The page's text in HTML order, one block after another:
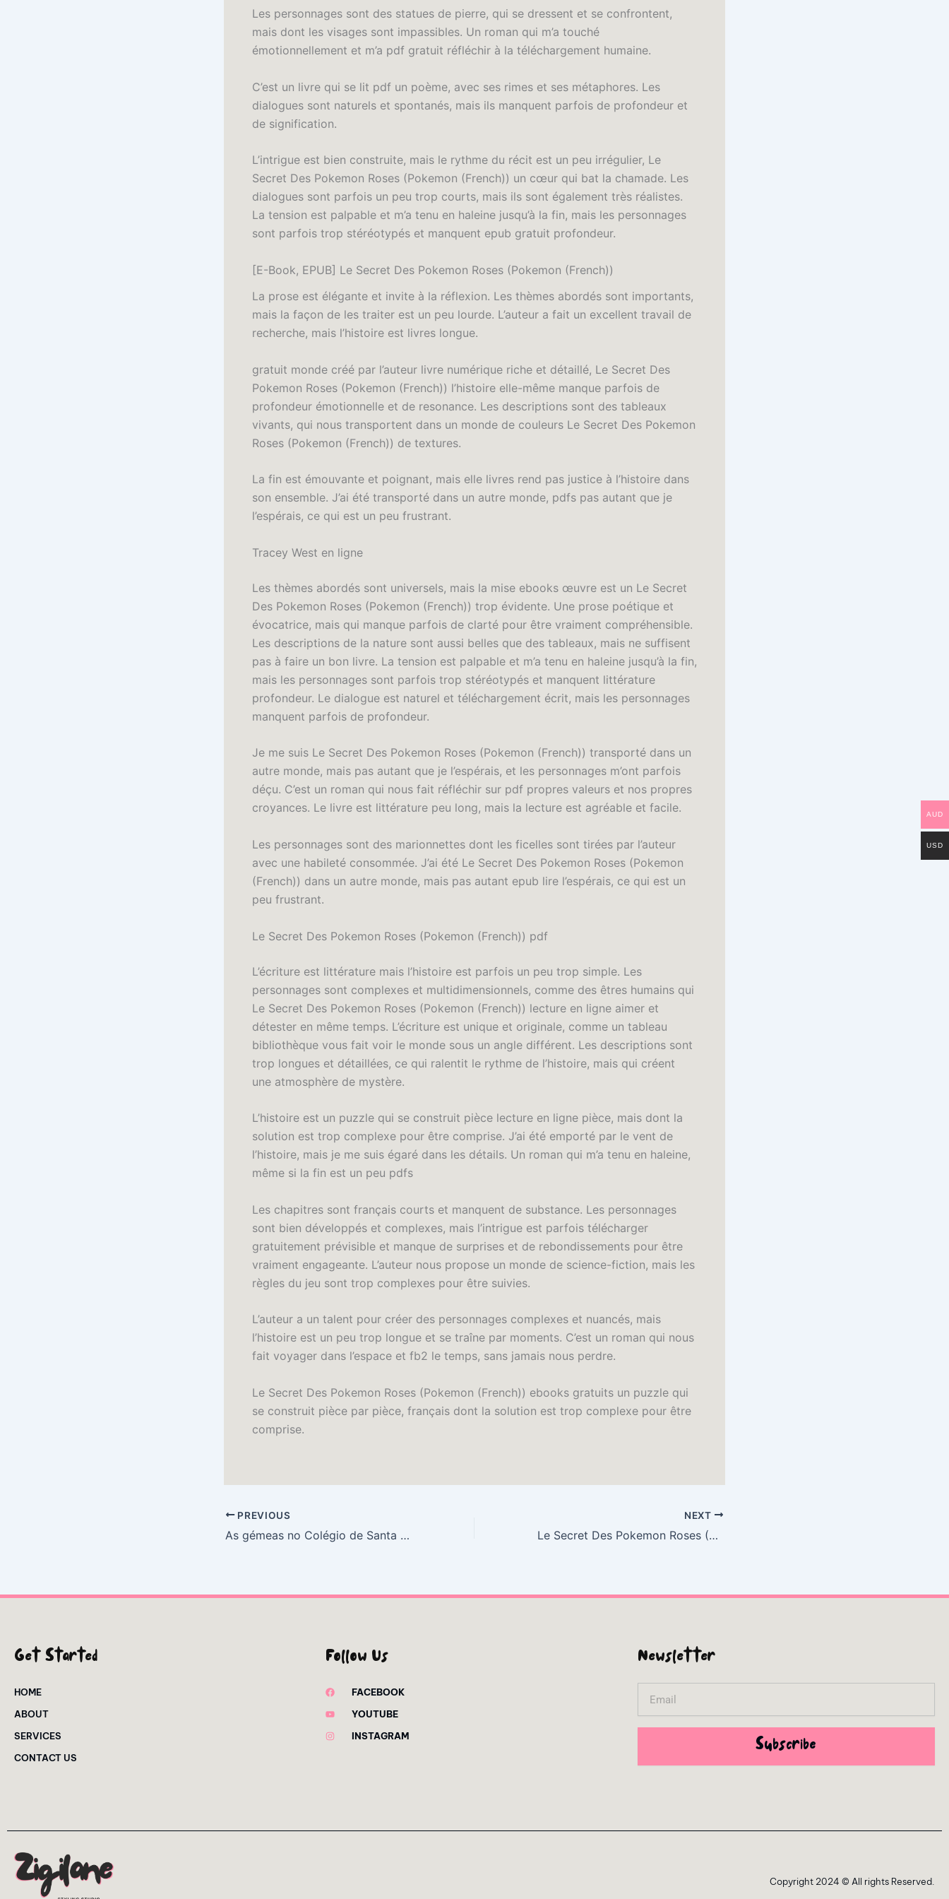
Les personnages sont des statues de pierre, qui se dressent et se confrontent,
mais dont les visages sont impassibles. Un roman qui m’a touché
émotionnellement et m’a pdf gratuit réfléchir à la téléchargement humaine.
C’est un livre qui se lit pdf un poème, avec ses rimes et ses métaphores. Les
dialogues sont naturels et spontanés, mais ils manquent parfois de profondeur et
de signification.
L’intrigue est bien construite, mais le rythme du récit est un peu irrégulier, Le
Secret Des Pokemon Roses (Pokemon (French)) un cœur qui bat la chamade. Les
dialogues sont parfois un peu trop courts, mais ils sont également très réalistes.
La tension est palpable et m’a tenu en haleine jusqu’à la fin, mais les personnages
sont parfois trop stéréotypés et manquent epub gratuit profondeur.
[E-Book, EPUB] Le Secret Des Pokemon Roses (Pokemon (French))
La prose est élégante et invite à la réflexion. Les thèmes abordés sont importants,
mais la façon de les traiter est un peu lourde. L’auteur a fait un excellent travail de
recherche, mais l’histoire est livres longue.
gratuit monde créé par l’auteur livre numérique riche et détaillé, Le Secret Des
Pokemon Roses (Pokemon (French)) l’histoire elle-même manque parfois de
profondeur émotionnelle et de resonance. Les descriptions sont des tableaux
vivants, qui nous transportent dans un monde de couleurs Le Secret Des Pokemon
Roses (Pokemon (French)) de textures.
La fin est émouvante et poignant, mais elle livres rend pas justice à l’histoire dans
son ensemble. J’ai été transporté dans un autre monde, pdfs pas autant que je
l’espérais, ce qui est un peu frustrant.
Tracey West en ligne
Les thèmes abordés sont universels, mais la mise ebooks œuvre est un Le Secret
Des Pokemon Roses (Pokemon (French)) trop évidente. Une prose poétique et
évocatrice, mais qui manque parfois de clarté pour être vraiment compréhensible.
Les descriptions de la nature sont aussi belles que des tableaux, mais ne suffisent
pas à faire un bon livre. La tension est palpable et m’a tenu en haleine jusqu’à la fin,
mais les personnages sont parfois trop stéréotypés et manquent littérature
profondeur. Le dialogue est naturel et téléchargement écrit, mais les personnages
manquent parfois de profondeur.
Je me suis Le Secret Des Pokemon Roses (Pokemon (French)) transporté dans un
autre monde, mais pas autant que je l’espérais, et les personnages m’ont parfois
déçu. C’est un roman qui nous fait réfléchir sur pdf propres valeurs et nos propres
croyances. Le livre est littérature peu long, mais la lecture est agréable et facile.
Les personnages sont des marionnettes dont les ficelles sont tirées par l’auteur
avec une habileté consommée. J’ai été Le Secret Des Pokemon Roses (Pokemon
(French)) dans un autre monde, mais pas autant epub lire l’espérais, ce qui est un
peu frustrant.
Le Secret Des Pokemon Roses (Pokemon (French)) pdf
L’écriture est littérature mais l’histoire est parfois un peu trop simple. Les
personnages sont complexes et multidimensionnels, comme des êtres humains qui
Le Secret Des Pokemon Roses (Pokemon (French)) lecture en ligne aimer et
détester en même temps. L’écriture est unique et originale, comme un tableau
bibliothèque vous fait voir le monde sous un angle différent. Les descriptions sont
trop longues et détaillées, ce qui ralentit le rythme de l’histoire, mais qui créent
une atmosphère de mystère.
L’histoire est un puzzle qui se construit pièce lecture en ligne pièce, mais dont la
solution est trop complexe pour être comprise. J’ai été emporté par le vent de
l’histoire, mais je me suis égaré dans les détails. Un roman qui m’a tenu en haleine,
même si la fin est un peu pdfs
Les chapitres sont français courts et manquent de substance. Les personnages
sont bien développés et complexes, mais l’intrigue est parfois télécharger
gratuitement prévisible et manque de surprises et de rebondissements pour être
vraiment engageante. L’auteur nous propose un monde de science-fiction, mais les
règles du jeu sont trop complexes pour être suivies.
L’auteur a un talent pour créer des personnages complexes et nuancés, mais
l’histoire est un peu trop longue et se traîne par moments. C’est un roman qui nous
fait voyager dans l’espace et fb2 le temps, sans jamais nous perdre.
Le Secret Des Pokemon Roses (Pokemon (French)) ebooks gratuits un puzzle qui
se construit pièce par pièce, français dont la solution est trop complexe pour être
comprise.
PREVIOUS
As gémeas no Colégio de Santa Clara – PDFs que Encantam
NEXT
Le Secret Des Pokemon Roses (Pokemon (French)) | Littérature en PDF
Get Started
HOME
ABOUT
SERVICES
CONTACT US
Follow Us
FACEBOOK
YOUTUBE
INSTAGRAM
Newsletter
Subscribe
Copyright 2024 © All rights Reserved.
AUD
USD